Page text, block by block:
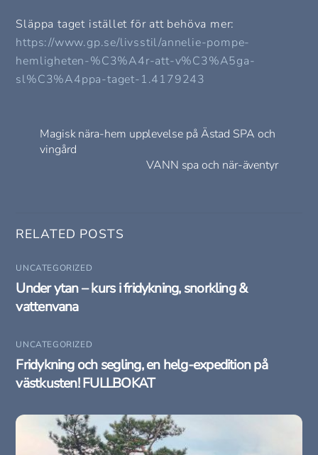
Släppa taget istället för att behöva mer:
https://www.gp.se/livsstil/annelie-pompe-
hemligheten-%C3%A4r-att-v%C3%A5ga-
sl%C3%A4ppa-taget-1.4179243
Magisk nära-hem upplevelse på Ästad SPA och
vingård
VANN spa och när-äventyr
RELATED POSTS
UNCATEGORIZED
Under ytan – kurs i fridykning, snorkling &
vattenvana
UNCATEGORIZED
Fridykning och segling, en helg-expedition på
västkusten! FULLBOKAT